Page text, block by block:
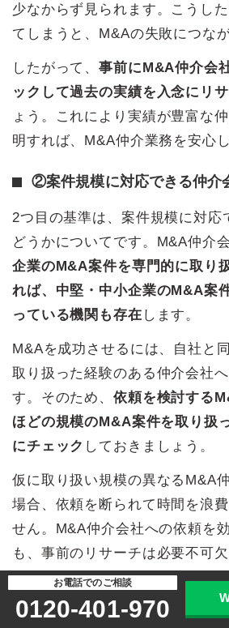
少なからず見られます。こうし
てしまうと、M&Aの失敗につな
したがって、事前にM&A仲介会
ックして過去の実績を入念にリ
ょう。これにより実績が豊富な
明すれば、M&A仲介業務を安心
②案件規模に対応できる仲介
2つ目の基準は、案件規模に対応
どうかについてです。M&A仲介
企業のM&A案件を専門的に取り
れば、中堅・中小企業のM&A案
っている機関も存在 します。
M&Aを成功させるには、自社と
取り扱った経験のある仲介会社
す。そのため、 依頼を検討する
ほどの規模のM&A案件を取り扱
にチェック しておきましょう。
仮に取り扱い規模の異なるM&A
場合、依頼を断られて時間を浪
せん。M&A仲介会社への依頼を
も、事前のリサーチは必要不可欠
③高い専門知識を持っている
お電話でのご相談
0120-401-970